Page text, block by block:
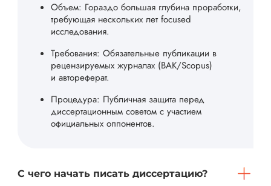
Объем: Гораздо большая глубина проработки,
требующая нескольких лет focused
исследования.
Требования: Обязательные публикации в
рецензируемых журналах (ВАК/Scopus)
и автореферат.
Процедура: Публичная защита перед
диссертационным советом с участием
официальных оппонентов.
С чего начать писать диссертацию?